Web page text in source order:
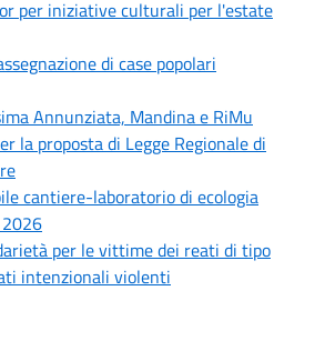
per iniziative culturali per l'estate
di case popolari
Annunziata, Mandina e RiMu
la proposta di Legge Regionale di
cantiere-laboratorio di ecologia
per le vittime dei reati di tipo
intenzionali violenti